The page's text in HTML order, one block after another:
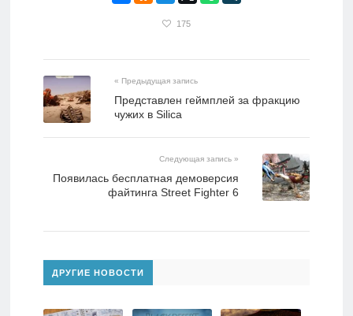
175
« Предыдущая запись
Представлен геймплей за фракцию
чужих в Silica
Следующая запись »
Появилась бесплатная демоверсия
файтинга Street Fighter 6
ДРУГИЕ НОВОСТИ